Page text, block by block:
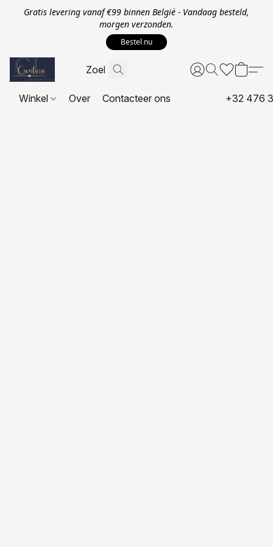
Gratis levering vanaf €99 binnen België - Vandaag besteld,
morgen verzonden.
Bestel nu
Winkel Over Contacteer ons +32 476